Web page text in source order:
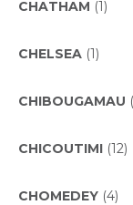
CHATHAM (1)
CHELSEA (1)
CHIBOUGAMAU
CHICOUTIMI (12)
CHOMEDEY (4)